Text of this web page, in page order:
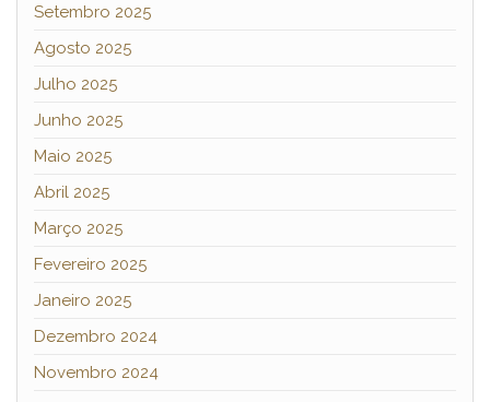
Setembro 2025
Agosto 2025
Julho 2025
Junho 2025
Maio 2025
Abril 2025
Março 2025
Fevereiro 2025
Janeiro 2025
Dezembro 2024
Novembro 2024